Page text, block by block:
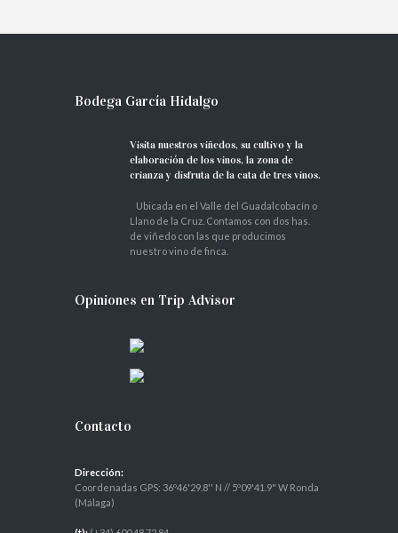
Bodega García Hidalgo
Visita nuestros viñedos, su cultivo y la
elaboración de los vinos, la zona de
crianza y disfruta de la cata de tres vinos.
Ubicada en el Valle del Guadalcobacín o
Llano de la Cruz. Contamos con dos has.
de viñedo con las que producimos
nuestro vino de finca.
Opiniones en Trip Advisor
Contacto
Dirección:
Coordenadas GPS: 36º46'29.8'' N // 5º09'41.9" W Ronda
(Málaga)